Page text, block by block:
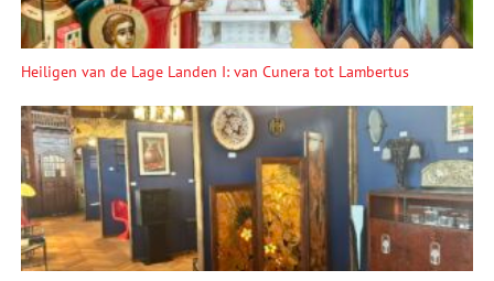
Heiligen van de Lage Landen I: van Cunera tot Lambertus